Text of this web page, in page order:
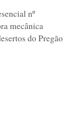
nº
mecânica
do Pregão